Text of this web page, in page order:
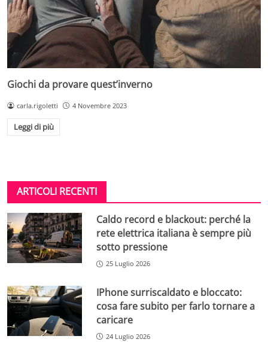
Giochi da provare quest’inverno
carla.rigoletti 4 Novembre 2023
Leggi di più
ARTICOLI RECENTI
Caldo record e blackout: perché la
rete elettrica italiana è sempre più
sotto pressione
25 Luglio 2026
IPhone surriscaldato e bloccato:
cosa fare subito per farlo tornare a
caricare
24 Luglio 2026